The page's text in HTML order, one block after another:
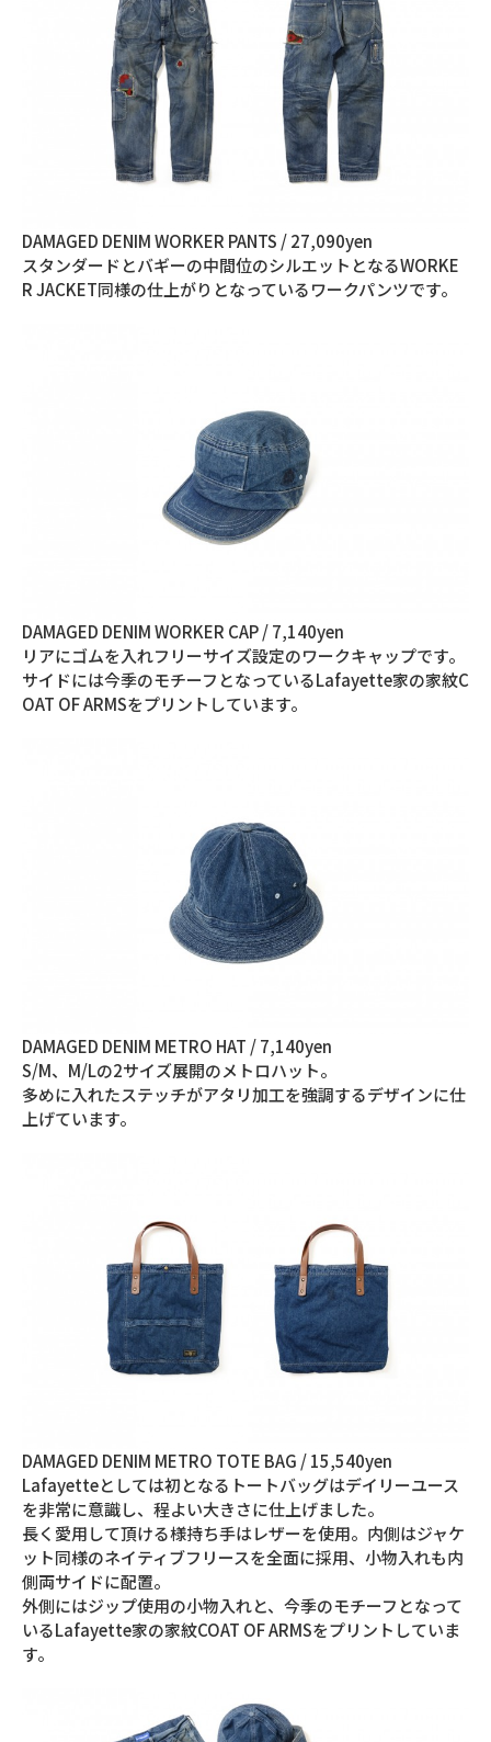
DAMAGED DENIM WORKER PANTS / 27,090yen
スタンダードとバギーの中間位のシルエットとなるWORKE
R JACKET同様の仕上がりとなっているワークパンツです。
DAMAGED DENIM WORKER CAP / 7,140yen
リアにゴムを入れフリーサイズ設定のワークキャップです。
サイドには今季のモチーフとなっているLafayette家の家紋C
OAT OF ARMSをプリントしています。
DAMAGED DENIM METRO HAT / 7,140yen
S/M、M/Lの2サイズ展開のメトロハット。
多めに入れたステッチがアタリ加工を強調するデザインに仕
上げています。
DAMAGED DENIM METRO TOTE BAG / 15,540yen
Lafayetteとしては初となるトートバッグはデイリーユース
を非常に意識し、程よい大きさに仕上げました。
長く愛用して頂ける様持ち手はレザーを使用。内側はジャケ
ット同様のネイティブフリースを全面に採用、小物入れも内
側両サイドに配置。
外側にはジップ使用の小物入れと、今季のモチーフとなって
いるLafayette家の家紋COAT OF ARMSをプリントしていま
す。